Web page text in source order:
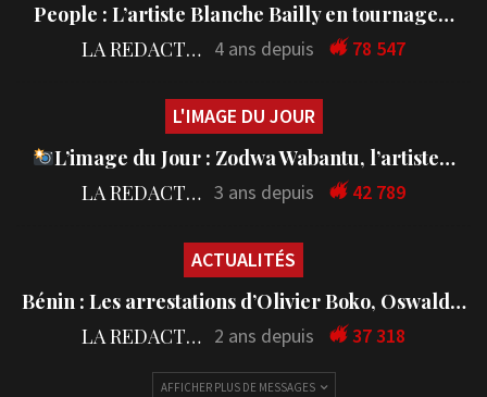
People : L’artiste Blanche Bailly en tournage…
LA REDACTION 4 ans depuis 78 547
L'IMAGE DU JOUR
L’image du Jour : Zodwa Wabantu, l’artiste…
LA REDACTION 3 ans depuis 42 789
ACTUALITÉS
Bénin : Les arrestations d’Olivier Boko, Oswald…
LA REDACTION 2 ans depuis 37 318
AFFICHER PLUS DE MESSAGES